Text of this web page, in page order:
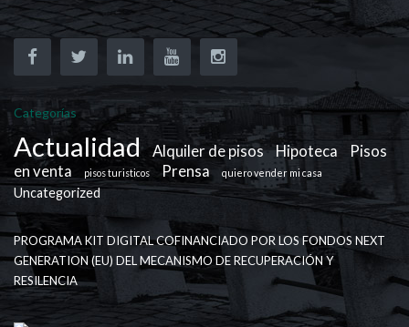
Categorías
Actualidad Alquiler de pisos Hipoteca
Pisos
en venta
pisos turisticos Prensa quiero vender mi casa
Uncategorized
PROGRAMA KIT DIGITAL COFINANCIADO POR LOS FONDOS NEXT
GENERATION (EU) DEL MECANISMO DE RECUPERACIÓN Y
RESILENCIA